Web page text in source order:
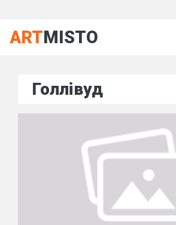
ARTMISTO
Голлівуд